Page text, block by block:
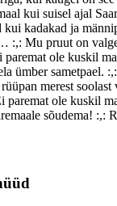
kui suisel ajal
kui kadakad ja
:,: Mu pruut on
paremat ole kuskil
ümber sametpael.
merest soolast
paremat ole kuskil
sõudema! :,: